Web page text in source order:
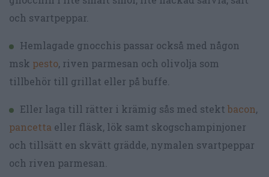
och svartpeppar.
Hemlagade gnocchis passar också med någon
msk pesto, riven parmesan och olivolja som
tillbehör till grillat eller på buffe.
Eller laga till rätter i krämig sås med stekt bacon,
pancetta eller fläsk, lök samt skogschampinjoner
och tillsätt en skvätt grädde, nymalen svartpeppar
och riven parmesan.